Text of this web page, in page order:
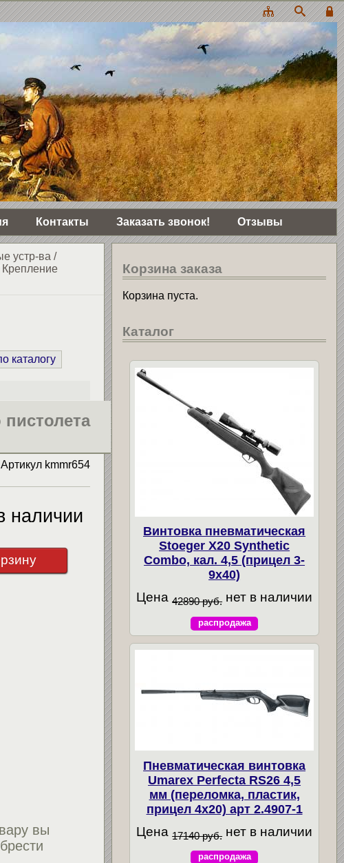
Контакты Заказать звонок! Отзывы
устр-ва /
Крепление
каталогу
Артикул kmmr654
наличии
вы
Корзина заказа
Корзина пуста.
Каталог
Винтовка пневматическая
Stoeger X20 Synthetic
Combo, кал. 4,5 (прицел 3-
9х40)
Цена 42890 руб. нет в наличии
распродажа
Пневматическая винтовка
Umarex Perfecta RS26 4,5
мм (переломка, пластик,
прицел 4x20) арт 2.4907-1
Цена 17140 руб. нет в наличии
распродажа